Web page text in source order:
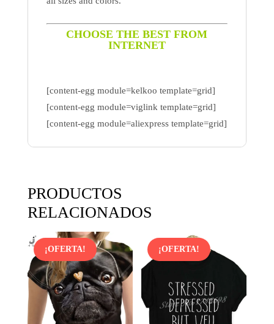
CHOOSE THE BEST FROM
INTERNET
[content-egg module=kelkoo template=grid]
[content-egg module=viglink template=grid]
[content-egg module=aliexpress template=grid]
PRODUCTOS
RELACIONADOS
¡OFERTA! ¡OFERTA!